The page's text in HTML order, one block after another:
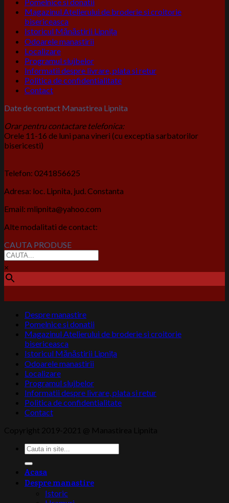
Magazinul Atelierului de broderie si croitorie
bisericeasca
Istoricul Mănăstirii Lipnița
Odoarele manastirii
Localizare
Programul slujbelor
Informatii despre livrare, plata si retur
Politica de confidentialitate
Contact
Date de contact Manastirea Lipnita
Orar pentru contactare telefonica:
Orele 11-16 de luni pana vineri (cu exceptia sarbatorilor
bisericesti)
Telefon: 0241856625
Adresa: loc. Lipnita, jud. Constanta
Email: mlipnita@yahoo.com
Alte modalitati de contact:
CAUTA PRODUSE
×
Despre manastire
Pomelnice si donatii
Magazinul Atelierului de broderie si croitorie
bisericeasca
Istoricul Mănăstirii Lipnița
Odoarele manastirii
Localizare
Programul slujbelor
Informatii despre livrare, plata si retur
Politica de confidentialitate
Contact
Acasa
Despre manastire
Istoric